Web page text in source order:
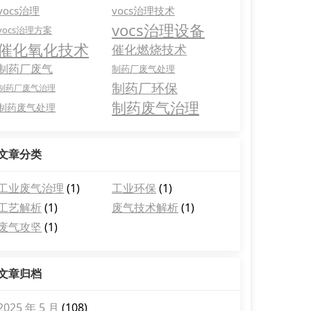
治理 vocs治理技术
治理方案
vocs治理设备
化氧化技术
催化燃烧技术
药厂废气 制药厂废气处理
药厂废气治理 制药厂环保
药废气处理 制药废气治理
章分类
业废气治理 (1) 工业环保 (1)
艺解析(1) 废气技术解析(1)
气攻坚 (1)
章归档
年 5 月 (108)